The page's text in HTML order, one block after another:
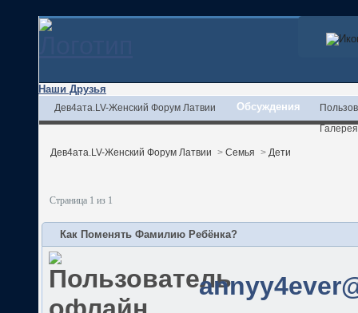
Наши Друзья
Дев4ата.LV-Женский Форум Латвии Обсуждения
Галерея
Дев4ата.LV-Женский Форум Латвии > Семья > Дети
Страница 1 из 1
Как Поменять Фамилию Ребёнка?